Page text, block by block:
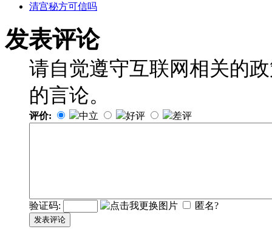
清宫秘方可信吗
发表评论
请自觉遵守互联网相关的
的言论。
评价: 中立 好评 差评
验证码: 匿名?
发表评论